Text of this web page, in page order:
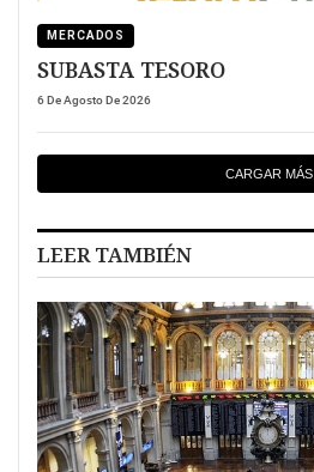
MERCADOS
SUBASTA TESORO
6 De Agosto De 2026
CARGAR MÁS
LEER TAMBIÉN